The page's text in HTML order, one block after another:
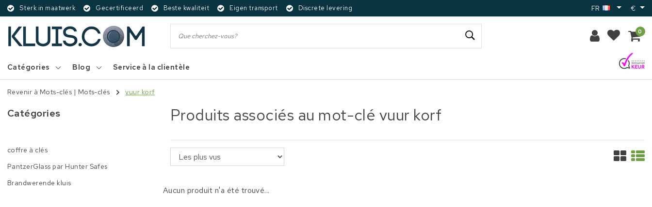
Sterk in maatwerk Gecertificeerd Beste kwaliteit Eigen transport Discrete levering FR €
0
Catégories Blog Service à la clientèle
Revenir à Mots-clés | Mots-clés vuur korf
Catégories
coffre à clés
PantzerGlass par Hunter Safes
Brandwerende kluis
Produits associés au mot-clé vuur korf
Aucun produit n'a été trouvé...